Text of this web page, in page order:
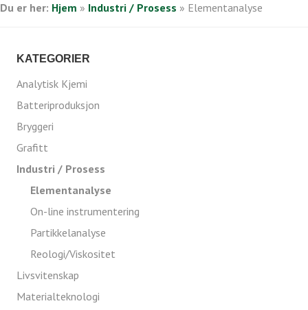
Du er her: Hjem » Industri / Prosess » Elementanalyse
KATEGORIER
Analytisk Kjemi
Batteriproduksjon
Bryggeri
Grafitt
Industri / Prosess
Elementanalyse
On-line instrumentering
Partikkelanalyse
Reologi/Viskositet
Livsvitenskap
Materialteknologi